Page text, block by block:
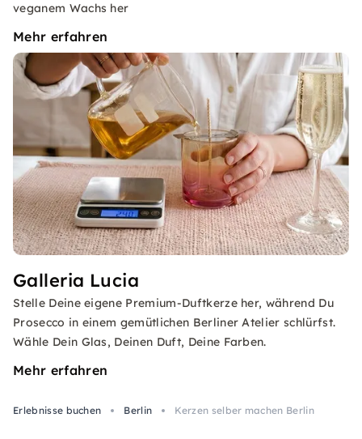
veganem Wachs her
Mehr erfahren
Galleria Lucia
Stelle Deine eigene Premium-Duftkerze her, während Du
Prosecco in einem gemütlichen Berliner Atelier schlürfst.
Wähle Dein Glas, Deinen Duft, Deine Farben.
Mehr erfahren
Erlebnisse buchen Berlin Kerzen selber machen Berlin